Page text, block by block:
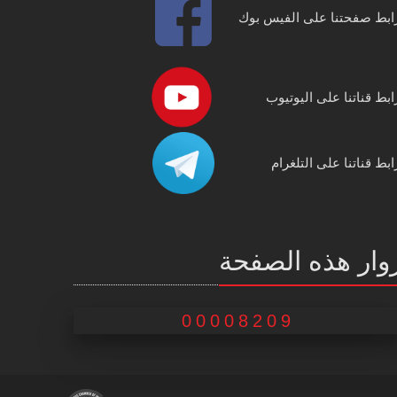
صفحتنا على الفيس بوك
قناتنا على اليوتيوب
قناتنا على التلغرام
هذه الصفحة
00008209